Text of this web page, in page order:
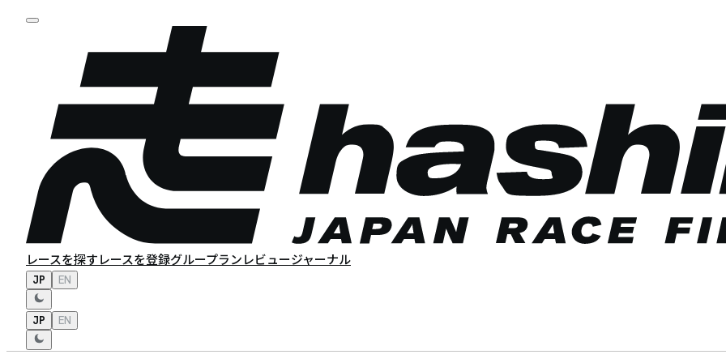
レースを探すレースを登録グループランレビュージャーナル
JP EN
JP EN